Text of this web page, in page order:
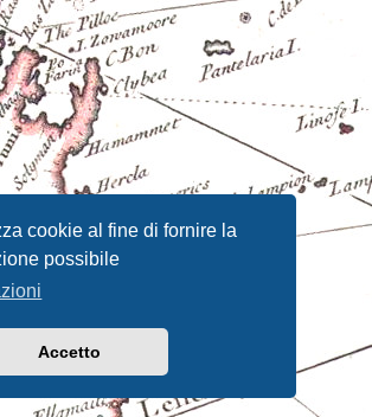
cookie al fine di fornire la
possibile
Accetto